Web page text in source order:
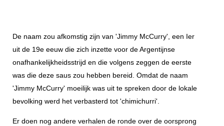
De naam zou afkomstig zijn van 'Jimmy McCurry', een Ier
uit de 19e eeuw die zich inzette voor de Argentijnse
onafhankelijkheidsstrijd en die volgens zeggen de eerste
was die deze saus zou hebben bereid. Omdat de naam
'Jimmy McCurry' moeilijk was uit te spreken door de lokale
bevolking werd het verbasterd tot 'chimichurri'.
Er doen nog andere verhalen de ronde over de oorsprong